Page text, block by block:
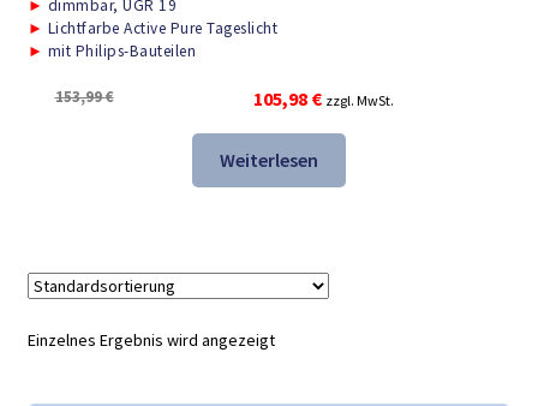
► dimmbar, UGR 19
► Lichtfarbe Active Pure Tageslicht
► mit Philips-Bauteilen
153,99€
Ursprünglicher
Preis
war:
153,99 €
105,98 €Aktueller
Preis
105,98 €.
zzgl. MwSt.
Weiterlesen
Einzelnes Ergebnis wird angezeigt